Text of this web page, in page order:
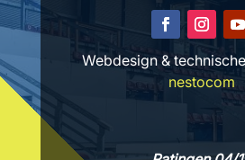
Webdesign &
nestocom